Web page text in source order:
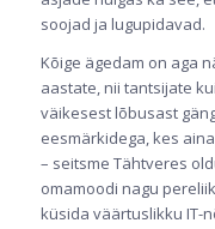
soojad ja lugupidavad.
Kõige ägedam on aga
aastate, nii tantsijate
väikesest lõbusast
eesmärkidega, kes
– seitsme Tähtveres
omamoodi nagu
küsida väärtuslikku IT-